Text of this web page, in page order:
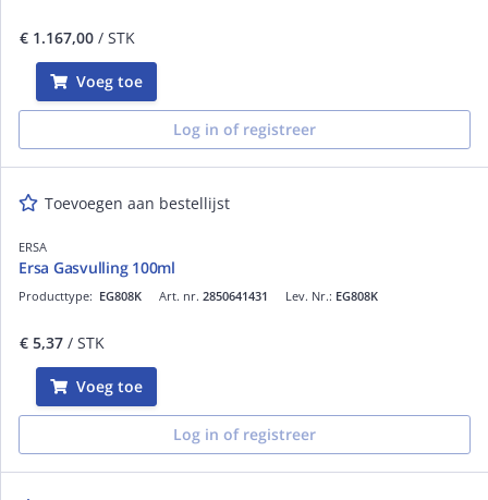
€ 1.167,00 / STK
Voeg toe
Log in of registreer
Toevoegen aan bestellijst
ERSA
Ersa Gasvulling 100ml
Art. nr. 2850641431
Producttype: EG808K Lev. Nr.: EG808K
€ 5,37 / STK
Voeg toe
Log in of registreer